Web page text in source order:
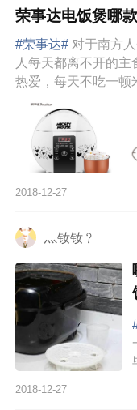
荣事达电饭煲哪
#荣事达# 对于南方
人每天都离不开的
热爱，每天不吃一顿
不仅需要好的大米，...
2018-12-27
灬钕钕﹖
2018-12-27